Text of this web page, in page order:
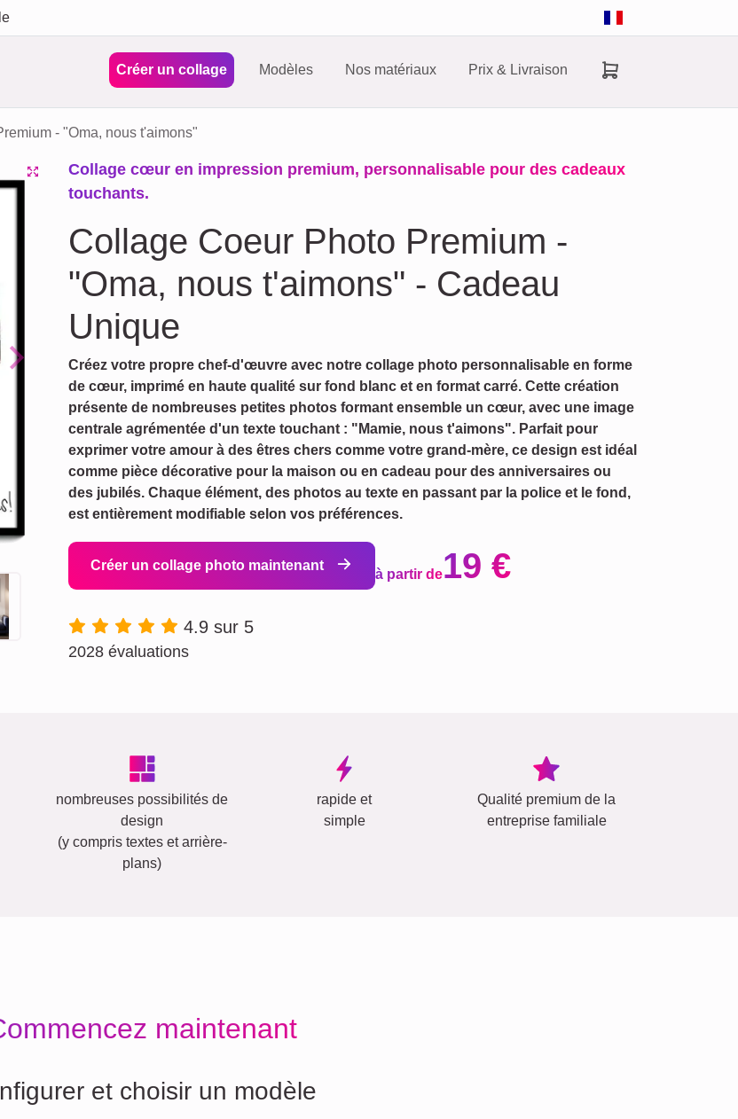
Créer un collage Modèles Nos matériaux Prix & Livraison
- "Oma, nous t'aimons"
Next
Collage cœur en impression premium, personnalisable pour des cadeaux
touchants.
Collage Coeur Photo Premium -
"Oma, nous t'aimons" - Cadeau
Unique
Créez votre propre chef-d'œuvre avec notre collage photo personnalisable en forme
de cœur, imprimé en haute qualité sur fond blanc et en format carré. Cette création
présente de nombreuses petites photos formant ensemble un cœur, avec une image
centrale agrémentée d'un texte touchant : "Mamie, nous t'aimons". Parfait pour
exprimer votre amour à des êtres chers comme votre grand-mère, ce design est idéal
comme pièce décorative pour la maison ou en cadeau pour des anniversaires ou
des jubilés. Chaque élément, des photos au texte en passant par la police et le fond,
est entièrement modifiable selon vos préférences.
Créer un collage photo maintenant
à partir de19 €
4.9 sur 5
2028 évaluations
nombreuses possibilités de
design
(y compris textes et arrière-
plans)
rapide et
simple
Qualité premium de la
entreprise familiale
maintenant
et choisir un modèle